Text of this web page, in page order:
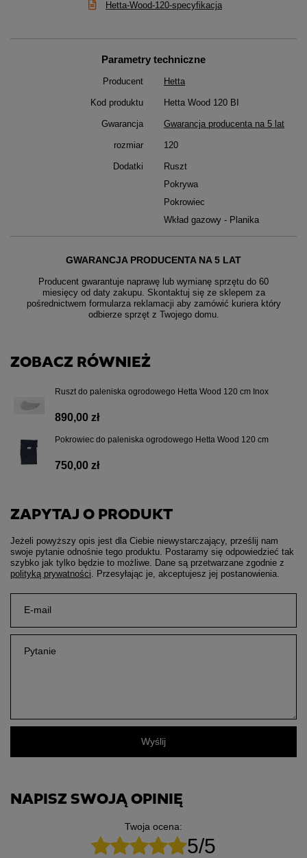
Hetta-Wood-120-specyfikacja
Parametry techniczne
Producent Hetta
Kod produktu Hetta Wood 120 BI
Gwarancja Gwarancja producenta na 5 lat
rozmiar 120
Dodatki
Ruszt
Pokrywa
Pokrowiec
Wkład gazowy - Planika
GWARANCJA PRODUCENTA NA 5 LAT
Producent gwarantuje naprawę lub wymianę sprzętu do 60
miesięcy od daty zakupu. Skontaktuj się ze sklepem za
pośrednictwem formularza reklamacji aby zamówić kuriera który
odbierze sprzęt z Twojego domu.
ZOBACZ RÓWNIEŻ
Ruszt do paleniska ogrodowego Hetta Wood 120 cm Inox
890,00 zł
Pokrowiec do paleniska ogrodowego Hetta Wood 120 cm
750,00 zł
ZAPYTAJ O PRODUKT
Jeżeli powyższy opis jest dla Ciebie niewystarczający, prześlij nam
swoje pytanie odnośnie tego produktu. Postaramy się odpowiedzieć tak
szybko jak tylko będzie to możliwe.
Dane są przetwarzane zgodnie z
polityką prywatności . Przesyłając je, akceptujesz jej postanowienia.
E-mail
Pytanie
Wyślij
NAPISZ SWOJĄ OPINIĘ
Twoja ocena:
5/5